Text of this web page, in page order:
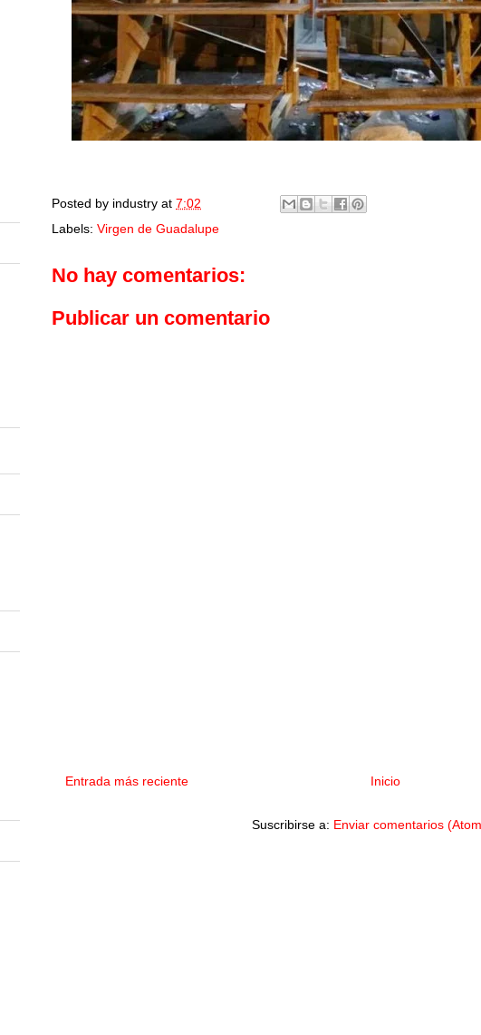
Posted by industry at 7:02
Labels: Virgen de Guadalupe
No hay comentarios:
Publicar un comentario
Entrada más reciente Inicio
Suscribirse a: Enviar comentarios